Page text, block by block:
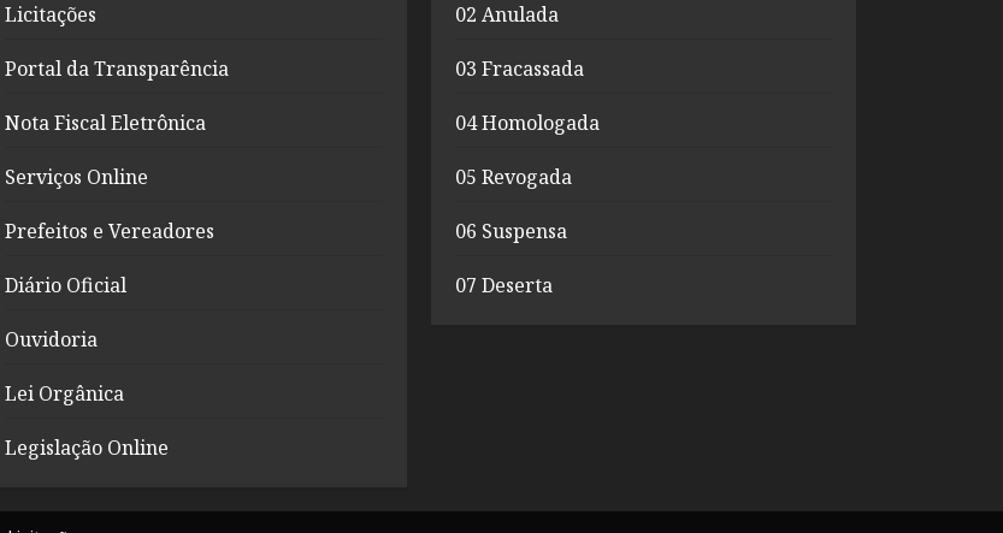
Licitações
Portal da Transparência
Nota Fiscal Eletrônica
Serviços Online
Prefeitos e Vereadores
Diário Oficial
Ouvidoria
Lei Orgânica
Legislação Online
02 Anulada
03 Fracassada
04 Homologada
05 Revogada
06 Suspensa
07 Deserta